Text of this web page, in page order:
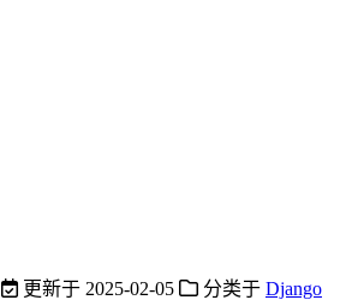
更新于 2025-02-05 分类于 Django